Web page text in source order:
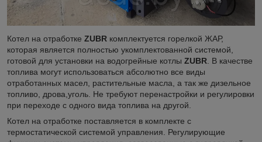
Котел на отработке ZUBR комплектуется горелкой ЖАР,
которая является полностью укомплектованной системой,
готовой для установки на водогрейные котлы ZUBR . В качестве
топлива могут использоваться абсолютно все виды
отработанных масел, растительные масла, а так же дизельное
топливо, дрова,уголь. Не требуют перенастройки и регулировки
при переходе с одного вида топлива на другой.
Котел на отработке поставляется в комплекте с
термостатической системой управления. Регулирующие